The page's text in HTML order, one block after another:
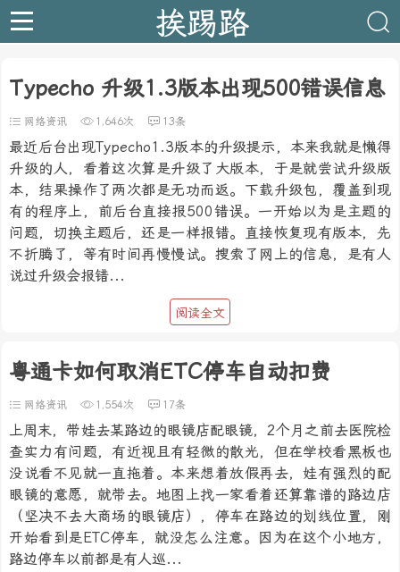
挨踢路
Typecho 升级1.3版本出现500错误信息
网络资讯 1,646次 13条
最近后台出现Typecho1.3版本的升级提示，本来我就是懒得
升级的人，看着这次算是升级了大版本，于是就尝试升级版
本，结果操作了两次都是无功而返。下载升级包，覆盖到现
有的程序上，前后台直接报500错误。一开始以为是主题的
问题，切换主题后，还是一样报错。直接恢复现有版本，先
不折腾了，等有时间再慢慢试。搜索了网上的信息，是有人
说过升级会报错...
阅读全文
粤通卡如何取消ETC停车自动扣费
网络资讯 1,554次 17条
上周末，带娃去某路边的眼镜店配眼镜，2个月之前去医院检
查实力有问题，有近视且有轻微的散光，但在学校看黑板也
没说看不见就一直拖着。本来想着放假再去，娃有强烈的配
眼镜的意愿，就带去。地图上找一家看着还算靠谱的路边店
（坚决不去大商场的眼镜店），停车在路边的划线位置，刚
开始看到是ETC停车，就没怎么注意。因为在这个小地方，
路边停车以前都是有人巡...